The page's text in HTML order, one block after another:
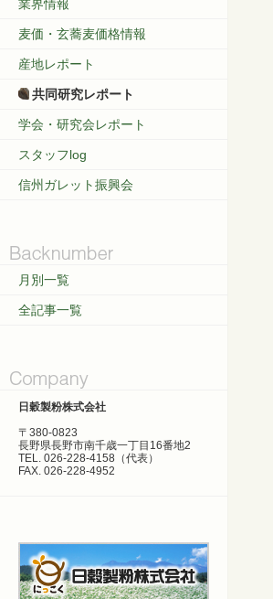
業界情報
麦価・玄蕎麦価格情報
産地レポート
共同研究レポート
学会・研究会レポート
スタッフlog
信州ガレット振興会
月別一覧
全記事一覧
日穀製粉株式会社
〒380-0823
長野県長野市南千歳一丁目16番地2
TEL. 026-228-4158（代表）
FAX. 026-228-4952